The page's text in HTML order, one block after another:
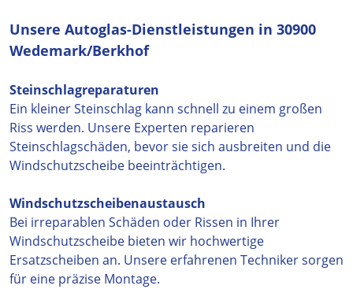
Unsere Autoglas-Dienstleistungen in 30900
Wedemark/Berkhof
Steinschlagreparaturen
Ein kleiner Steinschlag kann schnell zu einem großen
Riss werden. Unsere Experten reparieren
Steinschlagschäden, bevor sie sich ausbreiten und die
Windschutzscheibe beeinträchtigen.
Windschutzscheibenaustausch
Bei irreparablen Schäden oder Rissen in Ihrer
Windschutzscheibe bieten wir hochwertige
Ersatzscheiben an. Unsere erfahrenen Techniker sorgen
für eine präzise Montage.